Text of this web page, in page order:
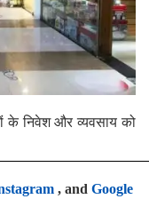
के निवेश और व्यवसाय को
, and Google